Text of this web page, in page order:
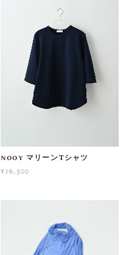
nooy マリーンTシャツ
¥16,500